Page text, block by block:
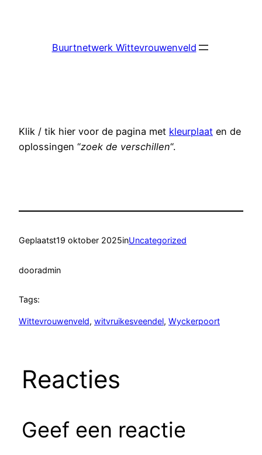
Buurtnetwerk Wittevrouwenveld
Klik / tik hier voor de pagina met kleurplaat en de
oplossingen “zoek de verschillen“.
Geplaatst19 oktober 2025inUncategorized
dooradmin
Tags:
Wittevrouwenveld, witvruikesveendel, Wyckerpoort
Reacties
Geef een reactie